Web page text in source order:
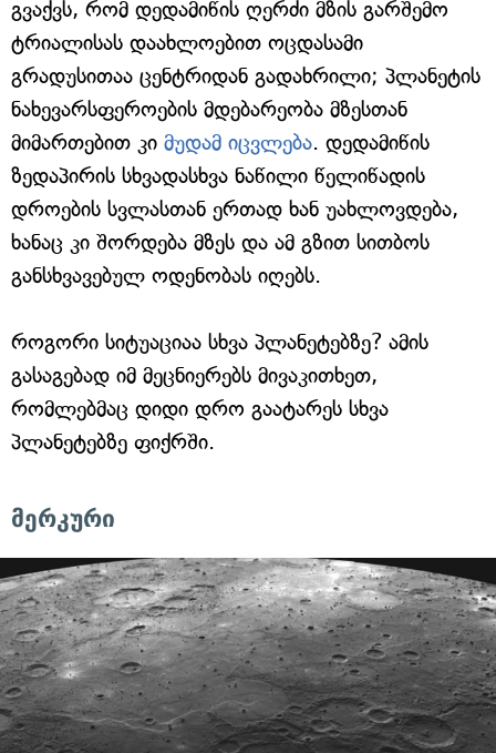
გვაქვს, რომ დედამიწის ღერძი მზის გარშემო
ტრიალისას დაახლოებით ოცდასამი
გრადუსითაა ცენტრიდან გადახრილი; პლანეტის
ნახევარსფეროების მდებარეობა მზესთან
მიმართებით კი მუდამ იცვლება. დედამიწის
ზედაპირის სხვადასხვა ნაწილი წელიწადის
დროების სვლასთან ერთად ხან უახლოვდება,
ხანაც კი შორდება მზეს და ამ გზით სითბოს
განსხვავებულ ოდენობას იღებს.
როგორი სიტუაციაა სხვა პლანეტებზე? ამის
გასაგებად იმ მეცნიერებს მივაკითხეთ,
რომლებმაც დიდი დრო გაატარეს სხვა
პლანეტებზე ფიქრში.
მერკური